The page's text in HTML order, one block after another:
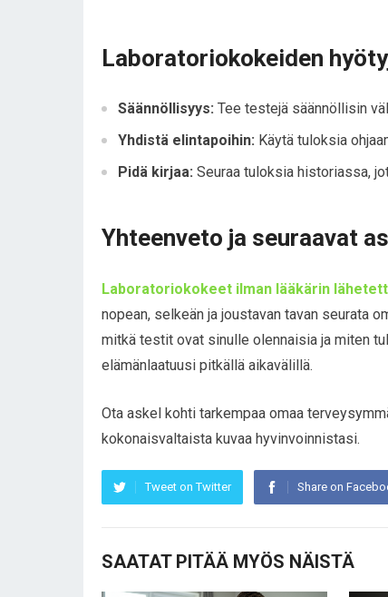
Laboratoriokokeiden
Säännöllisyys: Tee testejä säännöllisin
Yhdistä elintapoihin: Käytä tuloksia
Pidä kirjaa: Seuraa tuloksia historiassa,
Yhteenveto ja seuraavat
Laboratoriokokeet ilman lääkärin
nopean, selkeän ja joustavan tavan seurata
mitkä testit ovat sinulle olennaisia ja miten
elämänlaatuusi pitkällä aikavälillä.
Ota askel kohti tarkempaa omaa
kokonaisvaltaista kuvaa hyvinvoinnistasi.
Tweet on Twitter Share on
SAATAT PITÄÄ MYÖS NÄISTÄ